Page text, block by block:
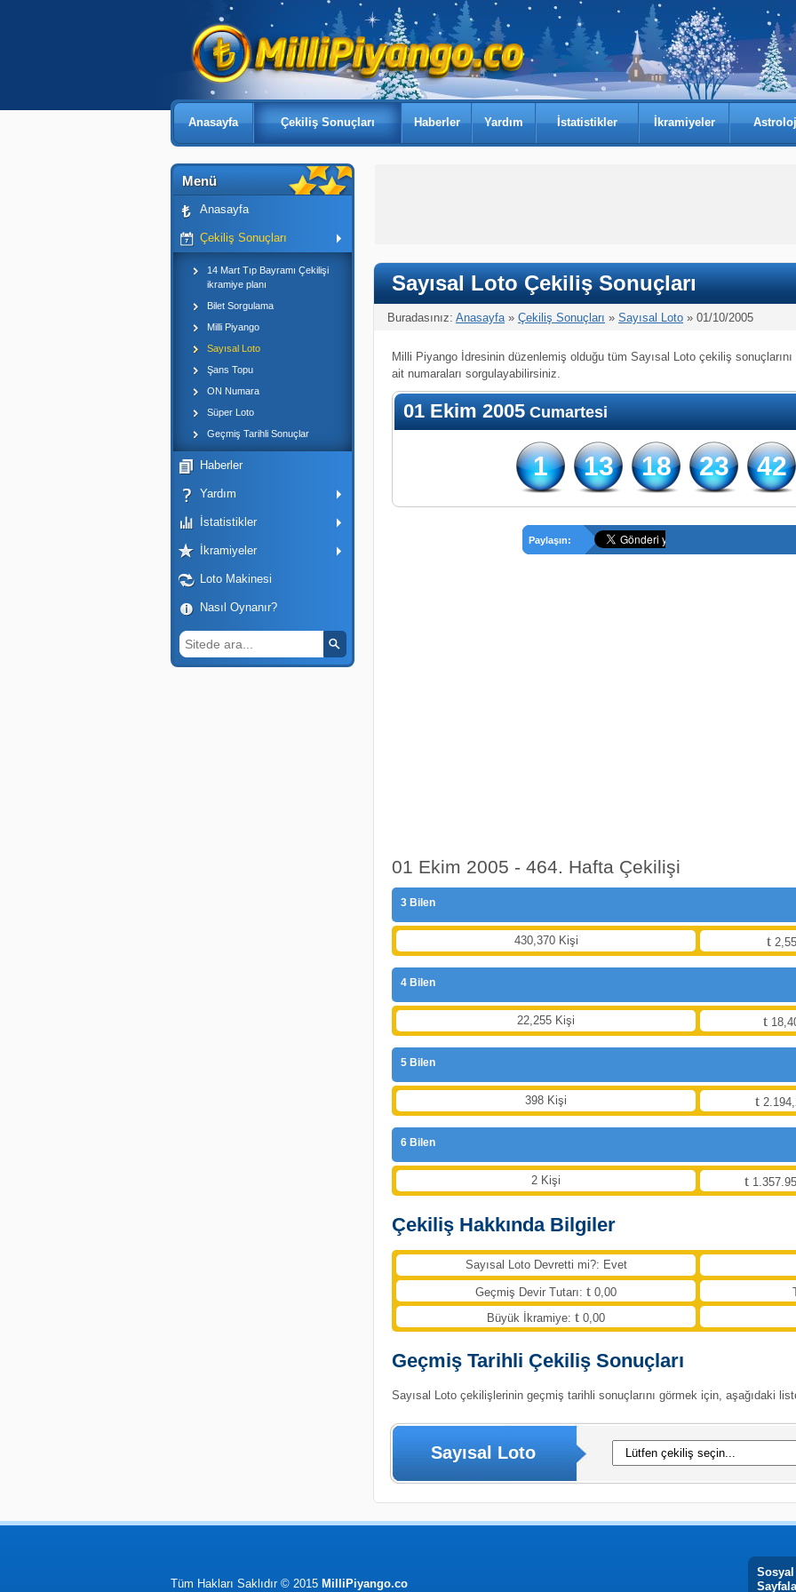
Anasayfa Çekiliş Sonuçları Haberler Yardım İstatistikler İkramiyeler
Menü
Anasayfa
Çekiliş Sonuçları
14 Mart Tıp Bayramı Çekilişi
ikramiye planı
Bilet Sorgulama
Milli Piyango
Sayısal Loto
Şans Topu
ON Numara
Süper Loto
Geçmiş Tarihli Sonuçlar
Haberler
Yardım
İstatistikler
İkramiyeler
Loto Makinesi
Nasıl Oynanır?
Sayısal Loto Çekiliş Sonuçları
Buradasınız: Anasayfa » Çekiliş Sonuçları » Sayısal Loto » 01/10/2005
Milli Piyango İdresinin düzenlemiş olduğu tüm Sayısal Loto çekiliş
ait numaraları sorgulayabilirsiniz.
01 Ekim 2005Cumartesi
1 13 18 23 42
Paylaşın:
01 Ekim 2005 - 464. Hafta Çekilişi
3 Bilen
430,370 Kişi
4 Bilen
22,255 Kişi
5 Bilen
398 Kişi
6 Bilen
2 Kişi
Çekiliş Hakkında Bilgiler
Sayısal Loto Devretti mi?: Evet
Geçmiş Devir Tutarı: 0,00
Büyük İkramiye:
0,00
Geçmiş Tarihli Çekiliş Sonuçları
Sayısal Loto çekilişlerinin geçmiş tarihli sonuçlarını görmek için, aşağıdaki
Sayısal Loto
Tüm Hakları Saklıdır © 2015 MilliPiyango.co